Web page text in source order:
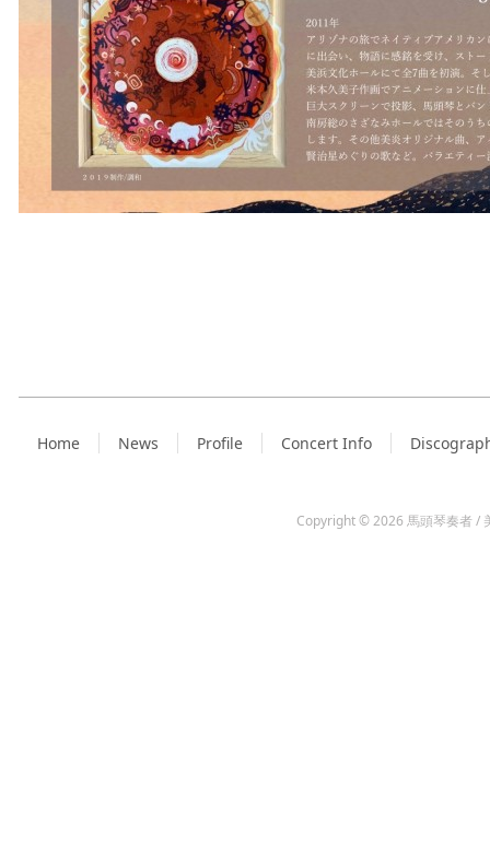
Home News Profile Concert Info
Copyright © 2026 馬頭琴奏者 /